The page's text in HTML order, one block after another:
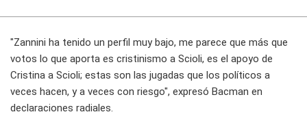
"Zannini ha tenido un perfil muy bajo, me parece que más que
votos lo que aporta es cristinismo a Scioli, es el apoyo de
Cristina a Scioli; estas son las jugadas que los políticos a
veces hacen, y a veces con riesgo", expresó Bacman en
declaraciones radiales.